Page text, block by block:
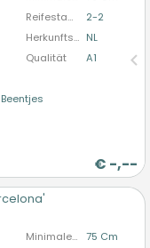
Reifestadium
2-2
Herkunftsland NL
Qualität
A1
Beentjes
€ -,--
Minimale Stiellänge
75 Cm
kopen.
Hier